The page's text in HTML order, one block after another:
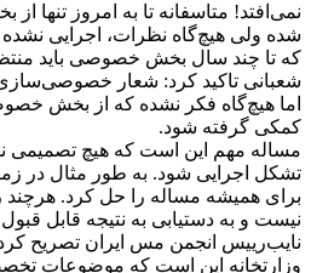
نمی‌افتد! متاسفانه تا به امروز
شده ولی هیچ‌گاه نظرات، اجرایی
که تا چند سال بخش خصوصی باید
شعبانی تاکید کرد: شعار
اما هیچ‌گاه فکر نشده که از بخش
کمکی گرفته شود.
مساله مهم این است که هیچ تصمیمی
تشکل اجرایی شود. به طور مثال در
برای همیشه مساله را حل کرد. هرچند
نیست و به دستیابی به نتیجه قابل
نایب‌رییس انجمن مس ایران تصریح
وزارتخانه این است که موضوعات